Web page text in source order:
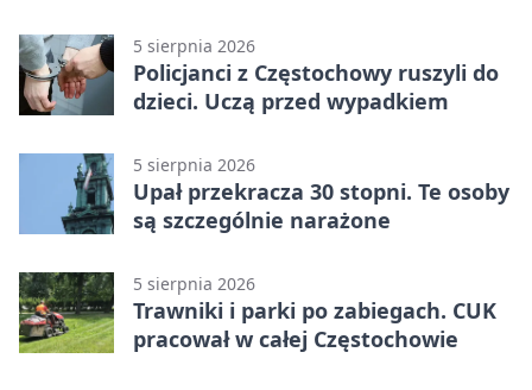
5 sierpnia 2026
Policjanci z Częstochowy ruszyli do
dzieci. Uczą przed wypadkiem
5 sierpnia 2026
Upał przekracza 30 stopni. Te osoby
są szczególnie narażone
5 sierpnia 2026
Trawniki i parki po zabiegach. CUK
pracował w całej Częstochowie